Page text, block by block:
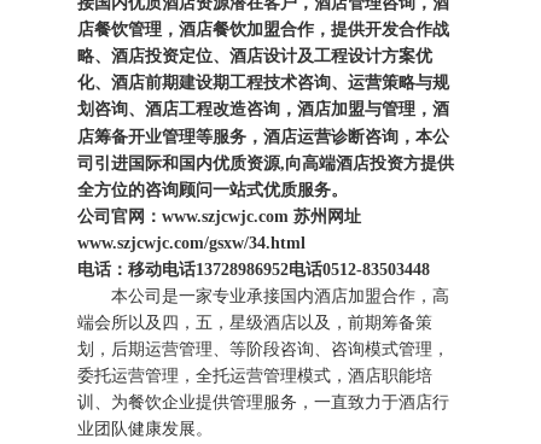
店餐饮管理，酒店餐饮加盟合作， 提供开发合作战
略、酒店投资定位、酒店设计及工程设计方案优
化、酒店前期建设期工程技术咨询、运营策略与规
划咨询、酒店工程改造咨询，酒店加盟与管理， 酒
店筹备开业管理等服务， 酒店运营诊断咨询 ，本公
司引进国际和国内优质资源,向高端酒店投资方提供
全方位的咨询顾问一站式优质服务。
公司官网： www.szjcwjc.com 苏州网址
www.szjcwjc.com/gsxw/34.html
电话：移动电话13728986952电话0512-83503448
本公司是一家专业承接国内酒店加盟合作，高
端会所以及四，五，星级酒店以及，前期筹备策
划，后期运营管理、等阶段咨询、咨询模式管理，
委托运营管理，全托运营管理模式，酒店职能培
训、为餐饮企业提供管理服务，一直致力于酒店行
业团队健康发展。